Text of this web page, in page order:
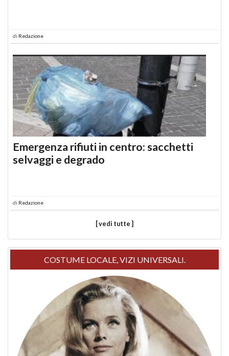
di Redazione
Emergenza rifiuti in centro: sacchetti
selvaggi e degrado
di Redazione
[ vedi tutte ]
COSTUME LOCALE, VIZI UNIVERSALI.